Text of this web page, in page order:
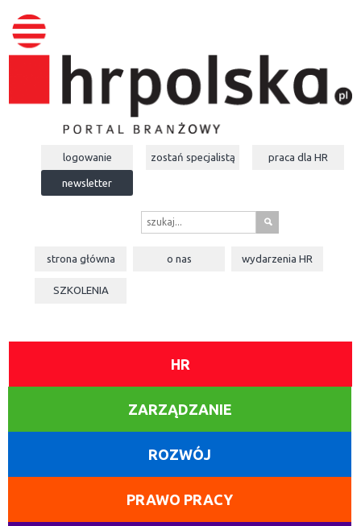
logowanie zostań specjalistą praca dla HR
newsletter
s
strona główna o nas wydarzeniaHR
SZKOLENIA
HR
ZARZĄDZANIE
ROZWÓJ
PRAWO PRACY